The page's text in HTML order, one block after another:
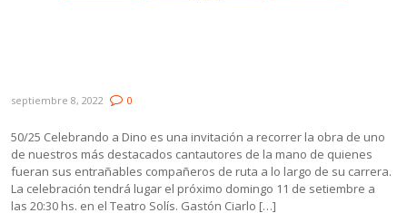
septiembre 8, 2022 0
50/25 Celebrando a Dino es una invitación a recorrer la obra de uno
de nuestros más destacados cantautores de la mano de quienes
fueran sus entrañables compañeros de ruta a lo largo de su carrera.
La celebración tendrá lugar el próximo domingo 11 de setiembre a
las 20:30 hs. en el Teatro Solís. Gastón Ciarlo […]